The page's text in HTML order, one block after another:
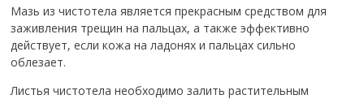
Мазь из чистотела является прекрасным средством для
заживления трещин на пальцах, а также эффективно
действует, если кожа на ладонях и пальцах сильно
облезает.
Листья чистотела необходимо залить растительным